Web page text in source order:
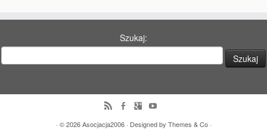
Szukaj:
· © 2026Asocjacja2006· Designed by Themes & Co·